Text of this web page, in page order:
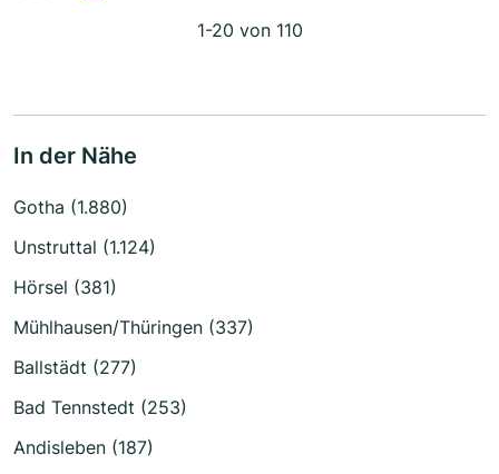
1-20 von 110
In der Nähe
Gotha (1.880)
Unstruttal (1.124)
Hörsel (381)
Mühlhausen/Thüringen (337)
Ballstädt (277)
Bad Tennstedt (253)
Andisleben (187)